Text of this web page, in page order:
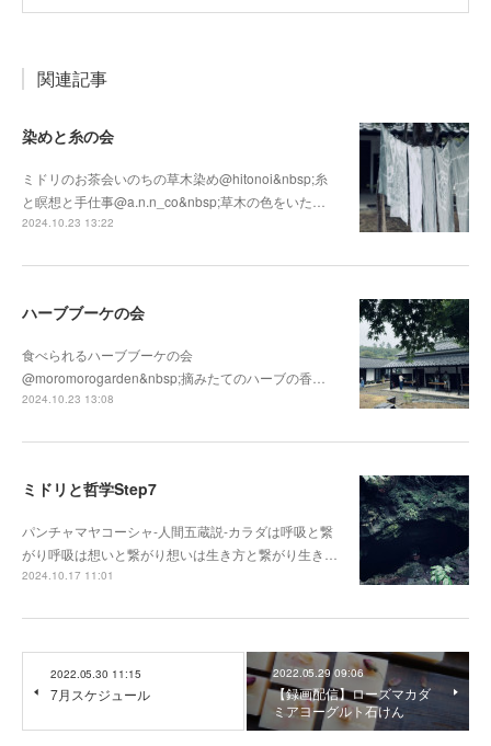
関連記事
染めと糸の会
ミドリのお茶会いのちの草木染め@hitonoi&nbsp;糸
と瞑想と手仕事@a.n.n_co&nbsp;草木の色をいた…
2024.10.23 13:22
ハーブブーケの会
食べられるハーブブーケの会
@moromorogarden&nbsp;摘みたてのハーブの香…
2024.10.23 13:08
ミドリと哲学Step7
パンチャマヤコーシャ-人間五蔵説-カラダは呼吸と繋
がり呼吸は想いと繋がり想いは生き方と繋がり生き…
2024.10.17 11:01
2022.05.30 11:15
7月スケジュール
2022.05.29 09:06
【録画配信】ローズマカダ
ミアヨーグルト石けん